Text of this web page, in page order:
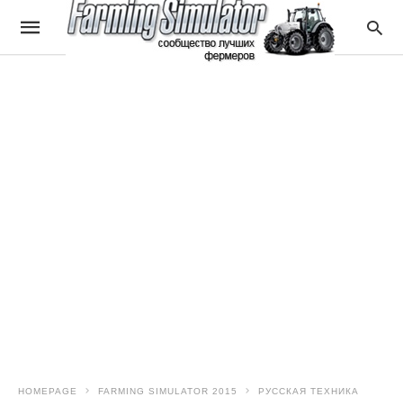
HOMEPAGE FARMING SIMULATOR 2015 РУССКАЯ ТЕХНИКА